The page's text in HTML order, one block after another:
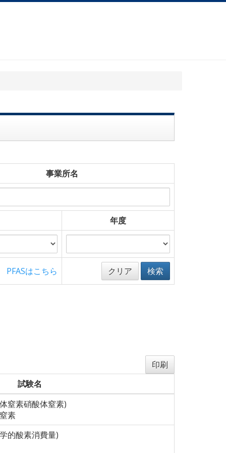
事業所名
年度
PFASはこちら クリア 検索
印刷
試験名
窒素硝酸体窒素)
素
的酸素消費量)